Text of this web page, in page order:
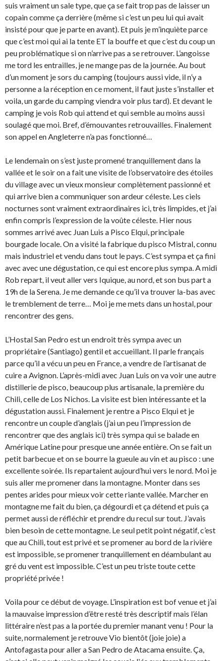
suis vraiment un sale type, que ça se fait trop pas de laisser un
copain comme ça derrière (même si c’est un peu lui qui avait
insisté pour que je parte en avant). Et puis je m’inquiète parce
que c’est moi qui ai la tente ET la bouffe et que c’est du coup un
peu problématique si on n’arrive pas a se retrouver. L’angoisse
me tord les entrailles, je ne mange pas de la journée. Au bout
d’un moment je sors du camping (toujours aussi vide, il n’y a
personne a la réception en ce moment, il faut juste s’installer et
voila, un garde du camping viendra voir plus tard). Et devant le
camping je vois Rob qui attend et qui semble au moins aussi
soulagé que moi. Bref, d’émouvantes retrouvailles. Finalement
son appel en Angleterre n’a pas fonctionné…
Le lendemain on s’est juste promené tranquillement dans la
vallée et le soir on a fait une visite de l’observatoire des étoiles
du village avec un vieux monsieur complètement passionné et
qui arrive bien a communiquer son ardeur céleste. Les ciels
nocturnes sont vraiment extraordinaires ici, très limpides, et j’ai
enfin compris l’expression de la voûte céleste. Hier nous
sommes arrivé avec Juan Luis a Pisco Elqui, principale
bourgade locale. On a visité la fabrique du pisco Mistral, connu
mais industriel et vendu dans tout le pays. C’est sympa et ça fini
avec avec une dégustation, ce qui est encore plus sympa. A midi
Rob repart, il veut aller vers Iquique, au nord, et son bus part a
19h de la Serena. Je me demande ce qu’il va trouver la-bas avec
le tremblement de terre… Moi je me mets dans un hostal, pour
rencontrer des gens.
L’Hostal San Pedro est un endroit très sympa avec un
propriétaire (Santiago) gentil et accueillant. Il parle français
parce qu’il a vécu un peu en France, a vendre de l’artisanat de
cuire a Avignon. L’après-midi avec Juan Luis on va voir une autre
distillerie de pisco, beaucoup plus artisanale, la première du
Chili, celle de Los Nichos. La visite est bien intéressante et la
dégustation aussi. Finalement je rentre a Pisco Elqui et je
rencontre un couple d’anglais (j’ai un peu l’impression de
rencontrer que des anglais ici) très sympa qui se balade en
Amérique Latine pour presque une année entière. On se fait un
petit barbecue et on se bourre la gueule au vin et au pisco : une
excellente soirée. Ils repartaient aujourd’hui vers le nord. Moi je
suis aller me promener dans la montagne. Monter dans ses
pentes arides pour mieux voir cette riante vallée. Marcher en
montagne me fait du bien, ça dégourdi et ça détend et puis ça
permet aussi de réfléchir et prendre du recul sur tout. J’avais
bien besoin de cette montagne. Le seul petit point négatif, c’est
que au Chili, tout est privé et se promener au bord de la rivière
est impossible, se promener tranquillement en déambulant au
gré du vent est impossible. C’est un peu triste toute cette
propriété privée !
Voila pour ce début de voyage. L’inspiration est bof venue et j’ai
la mauvaise impression d’être resté très descriptif mais l’élan
littéraire n’est pas a la portée du premier manant venu ! Pour la
suite, normalement je retrouve Vio bientôt (joie joie) a
Antofagasta pour aller a San Pedro de Atacama ensuite. Ça,